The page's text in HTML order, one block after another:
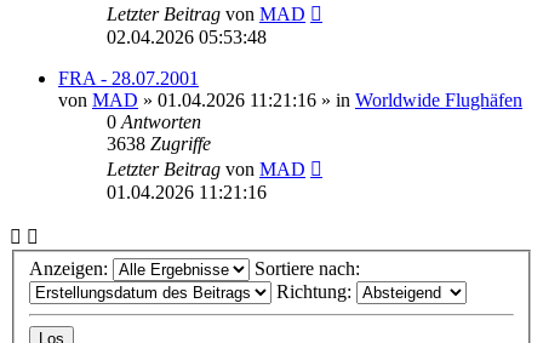
Letzter Beitrag von MAD
02.04.2026 05:53:48
FRA - 28.07.2001
von MAD » 01.04.2026 11:21:16 » in Worldwide Flughäfen
0 Antworten
3638 Zugriffe
Letzter Beitrag von MAD
01.04.2026 11:21:16
Anzeigen:
Sortiere nach:
Richtung: